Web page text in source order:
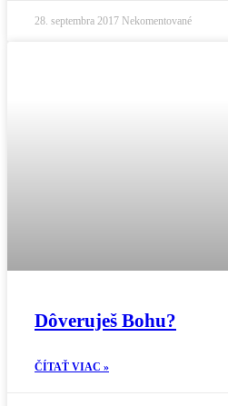
28. septembra 2017 Nekomentované
Dôveruješ Bohu?
ČÍTAŤ VIAC »